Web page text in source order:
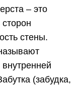
– это
стены.
(забудка,